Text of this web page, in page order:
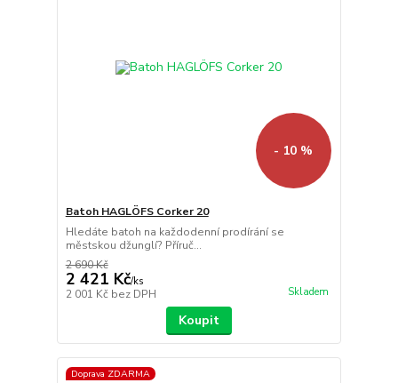
- 10 %
Batoh HAGLÖFS Corker 20
Hledáte batoh na každodenní prodírání se
městskou džunglí? Příruč...
2 690 Kč
2 421 Kč/ks
2 001 Kč bez DPH Skladem
Koupit
Doprava ZDARMA